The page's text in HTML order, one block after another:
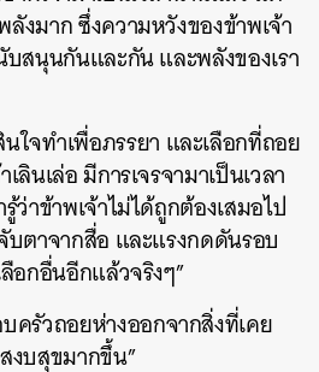
งมาก ซึ่งความหวังของข้าพเจ้า
บสนุนกันและกัน และพลังของเรา
ใจทำเพื่อภรรยา และเลือกที่ถอย
ลินเล่อ มีการเจรจามาเป็นเวลา
ว่าข้าพเจ้าไม่ได้ถูกต้องเสมอไป
ตาจากสื่อ และแรงกดดันรอบ
อกอื่นอีกแล้วจริงๆ”
ครัวถอยห่างออกจากสิ่งที่เคย
งบสุขมากขึ้น”